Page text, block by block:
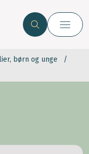
børn og unge